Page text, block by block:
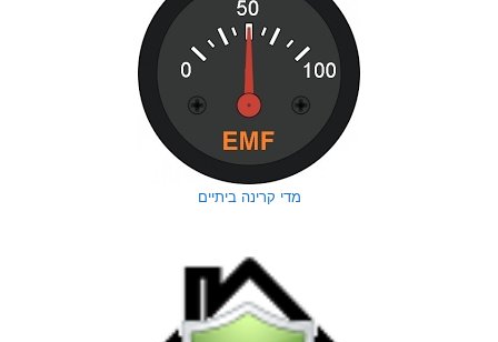
מדי קרינה ביתיים